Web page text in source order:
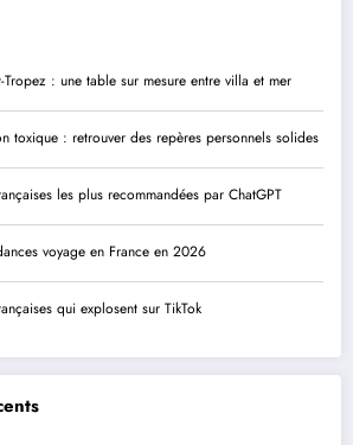
Tropez : une table sur mesure entre villa et mer
toxique : retrouver des repères personnels solides
les plus recommandées par ChatGPT
voyage en France en 2026
qui explosent sur TikTok